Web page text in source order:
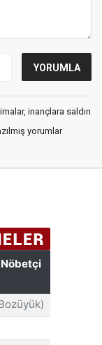
inançlara saldırı
yorumlar